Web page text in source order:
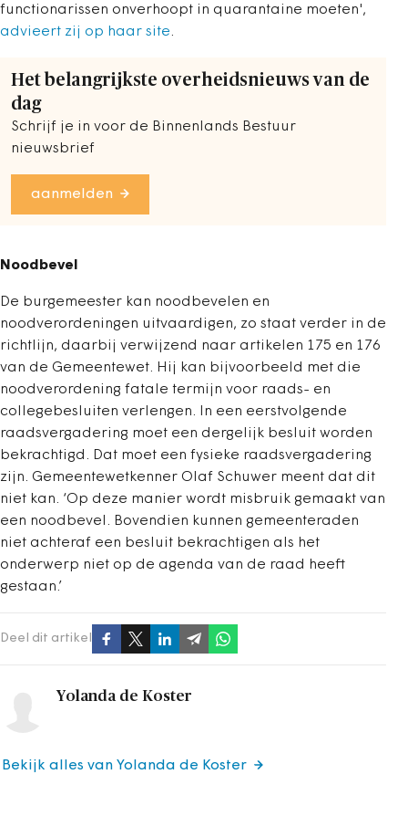
functionarissen onverhoopt in quarantaine moeten',
advieert zij op haar site.
Het belangrijkste overheidsnieuws van de
dag
Schrijf je in voor de Binnenlands Bestuur
nieuwsbrief
aanmelden
Noodbevel
De burgemeester kan noodbevelen en
noodverordeningen uitvaardigen, zo staat verder in de
richtlijn, daarbij verwijzend naar artikelen 175 en 176
van de Gemeentewet. Hij kan bijvoorbeeld met die
noodverordening fatale termijn voor raads- en
collegebesluiten verlengen. In een eerstvolgende
raadsvergadering moet een dergelijk besluit worden
bekrachtigd. Dat moet een fysieke raadsvergadering
zijn. Gemeentewetkenner Olaf Schuwer meent dat dit
niet kan. ‘Op deze manier wordt misbruik gemaakt van
een noodbevel. Bovendien kunnen gemeenteraden
niet achteraf een besluit bekrachtigen als het
onderwerp niet op de agenda van de raad heeft
gestaan.’
Deel dit artikel
Yolanda de Koster
Bekijk alles van Yolanda de Koster